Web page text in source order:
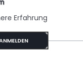
Specials
Erfahrung